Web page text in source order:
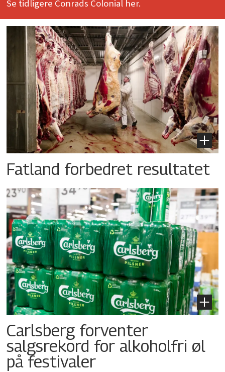
Se tidligere Conrads Colonial her.
Fatland forbedret resultatet
Carlsberg forventer
salgsrekord for alkoholfri øl
på festivaler